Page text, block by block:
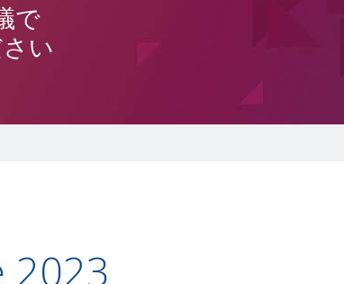
で
い
2023